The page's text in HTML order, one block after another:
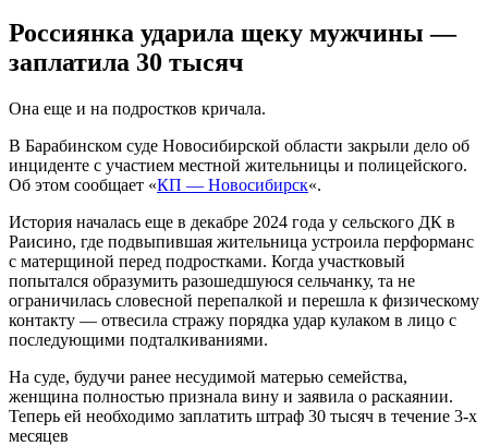
Россиянка ударила щеку мужчины —
заплатила 30 тысяч
Она еще и на подростков кричала.
В Барабинском суде Новосибирской области закрыли дело об
инциденте с участием местной жительницы и полицейского.
Об этом сообщает «КП — Новосибирск«.
История началась еще в декабре 2024 года у сельского ДК в
Раисино, где подвыпившая жительница устроила перформанс
с матерщиной перед подростками. Когда участковый
попытался образумить разошедшуюся сельчанку, та не
ограничилась словесной перепалкой и перешла к физическому
контакту — отвесила стражу порядка удар кулаком в лицо с
последующими подталкиваниями.
На суде, будучи ранее несудимой матерью семейства,
женщина полностью признала вину и заявила о раскаянии.
Теперь ей необходимо заплатить штраф 30 тысяч в течение 3-х
месяцев